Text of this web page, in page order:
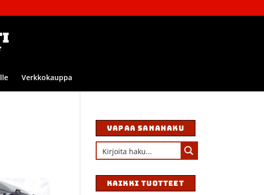
Verkkokauppa
VAPAA SANAHAKU
KAIKKI TUOTTEET